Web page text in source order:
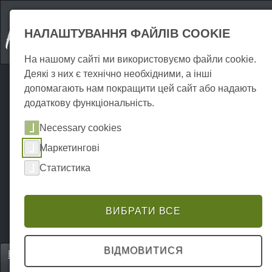
Home
Мистецтво та ремесла
P0249SK00316
НАЛАШТУВАННЯ ФАЙЛІВ COOKIE
На нашому сайті ми використовуємо файли cookie.
Деякі з них є технічно необхідними, а інші
допомагають нам покращити цей сайт або надають
додаткову функціональність.
Necessary cookies
Маркетингові
Статистика
ВИБРАТИ ВСЕ
ВІДМОВИТИСЯ